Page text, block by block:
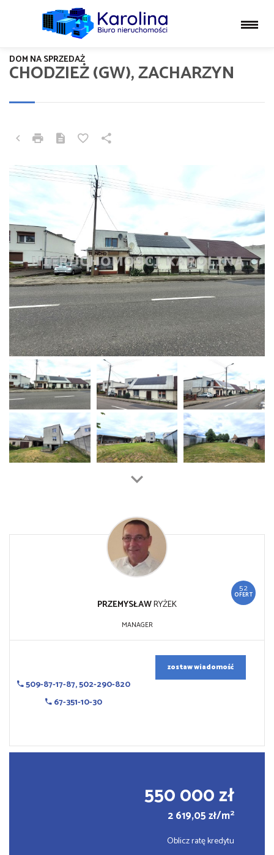
CHODZIEŻ (GW), ZACHARZYN
DOM NA SPRZEDAŻ
52
OFERT
PRZEMYSŁAWRYŻEK
MANAGER
509-87-17-87, 502-290-820
67-351-10-30
zostaw wiadomość
550 000 zł
2 619,05 zł/m2
Oblicz ratę kredytu